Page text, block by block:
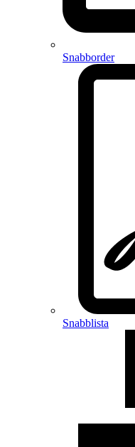
Snabborder
Snabblista